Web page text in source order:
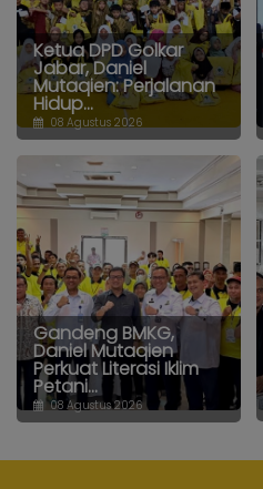
Ketua DPD Golkar
Jabar, Daniel
Mutaqien: Perjalanan
Hidup...
08 Agustus 2026
Gandeng BMKG,
Daniel Mutaqien
Perkuat Literasi Iklim
Petani...
08 Agustus 2026